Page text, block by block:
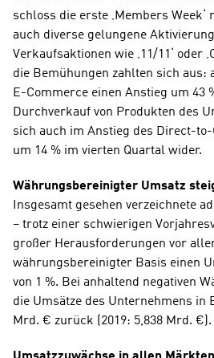
schloss die erste ‚Members
auch diverse gelungene
Verkaufsaktionen wie ‚11/11‘ oder
die Bemühungen zahlten sich aus:
E-Commerce einen Anstieg um 43
Durchverkauf von Produkten des
sich auch im Anstieg des Direct-
um 14 % im vierten Quartal wider.
Währungsbereinigter Umsatz
Insgesamt gesehen verzeichnete
– trotz einer schwierigen
großer Herausforderungen vor
währungsbereinigter Basis einen
von 1 %. Bei anhaltend negativen
die Umsätze des Unternehmens in
Mrd. € zurück (2019: 5,838 Mrd. €).